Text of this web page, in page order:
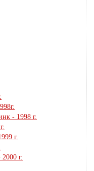
- 1998 г.
г.
г.